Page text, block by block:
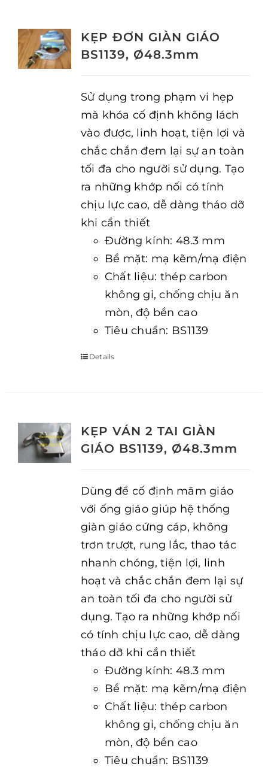
KẸP ĐƠN GIÀN GIÁO
BS1139, Ø48.3mm
Sử dụng trong phạm vi hẹp
mà khóa cố định không lách
vào được, linh hoạt, tiện lợi và
chắc chắn đem lại sự an toàn
tối đa cho người sử dụng. Tạo
ra những khớp nối có tính
chịu lực cao, dễ dàng tháo dỡ
khi cần thiết
Đường kính: 48.3 mm
Bề mặt: mạ kẽm/mạ điện
Chất liệu: thép carbon
không gỉ, chống chịu ăn
mòn, độ bền cao
Tiêu chuẩn: BS1139
Details
KẸP VÁN 2 TAI GIÀN
GIÁO BS1139, Ø48.3mm
Dùng để cố định mâm giáo
với ống giáo giúp hệ thống
giàn giáo cứng cáp, không
trơn trượt, rung lắc, thao tác
nhanh chóng, tiện lợi, linh
hoạt và chắc chắn đem lại sự
an toàn tối đa cho người sử
dụng. Tạo ra những khớp nối
có tính chịu lực cao, dễ dàng
tháo dỡ khi cần thiết
Đường kính: 48.3 mm
Bề mặt: mạ kẽm/mạ điện
Chất liệu: thép carbon
không gỉ, chống chịu ăn
mòn, độ bền cao
Tiêu chuẩn: BS1139